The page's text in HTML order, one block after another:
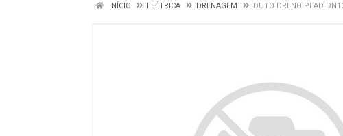
INÍCIO ELÉTRICA DRENAGEM DUTO DRENO PEAD